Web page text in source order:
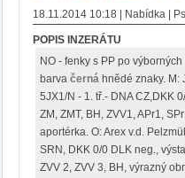
18.11.2014 10:18 | Nabídka |
POPIS INZERÁTU
NO - fenky s PP po
barva černá hnědé znaky. M:
5JX1/N - 1. tř.- DNA CZ,DKK
ZM, ZMT, BH, ZVV1, APr1,
aportérka. O: Arex v.d.
SRN, DKK 0/0 DLK neg.,
ZVV 2, ZVV 3, BH, výrazný